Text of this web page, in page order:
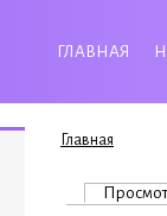
ГЛАВНАЯ
Вы здесь
Главная
Главные